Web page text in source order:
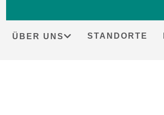
ÜBER UNS STANDORTE